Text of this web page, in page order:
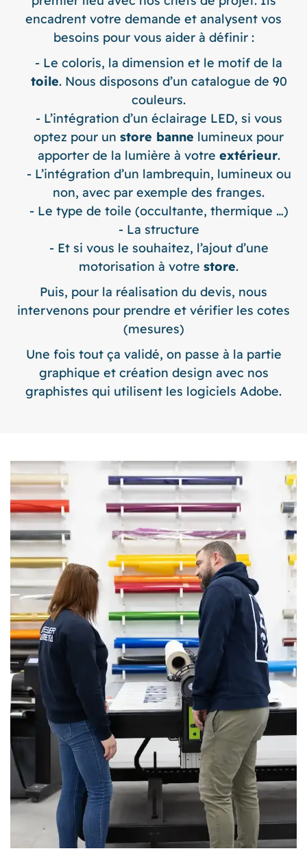
encadrent votre demande et analysent vos
besoins pour vous aider à définir :
Le coloris, la dimension et le motif de la
toile. Nous disposons d’un catalogue de 90
couleurs.
L’intégration d’un éclairage LED, si vous
optez pour un store banne lumineux pour
apporter de la lumière à votre extérieur.
L’intégration d’un lambrequin, lumineux ou
non, avec par exemple des franges.
Le type de toile (occultante, thermique …)
La structure
Et si vous le souhaitez, l’ajout d’une
motorisation à votre store.
Puis, pour la réalisation du devis, nous
intervenons pour prendre et vérifier les cotes
(mesures)
Une fois tout ça validé, on passe à la partie
graphique et création design avec nos
graphistes qui utilisent les logiciels Adobe.